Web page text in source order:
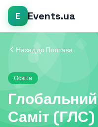
E Events.ua
Назад до Полтава
Освіта
Саміт (ГЛС)